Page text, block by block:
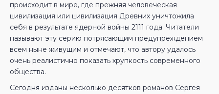
происходит в мире, где прежняя человеческая
цивилизация или цивилизация Древних уничтожила
себя в результате ядерной войны 2111 года. Читатели
называют эту серию потрясающим предупреждением
всем ныне живущим и отмечают, что автору удалось
очень реалистично показать хрупкость современного
общества.
Сегодня изданы несколько десятков романов Сергея